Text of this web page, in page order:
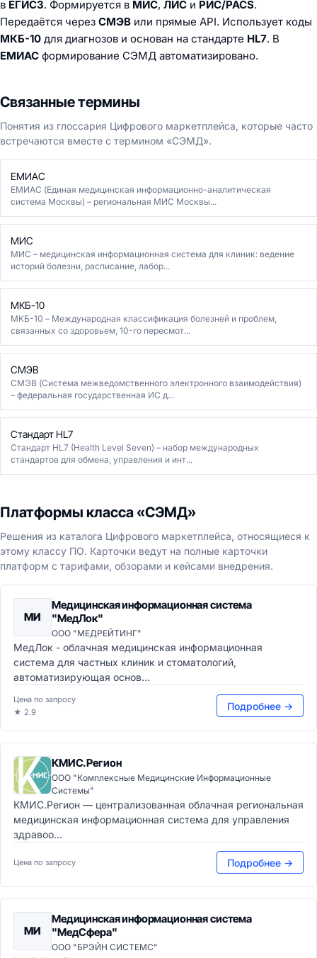
в ЕГИСЗ. Формируется в МИС, ЛИС и РИС/PACS.
Передаётся через СМЭВ или прямые API. Использует коды
МКБ-10 для диагнозов и основан на стандарте HL7. В
ЕМИАС формирование СЭМД автоматизировано.
Связанные термины
Понятия из глоссария Цифрового маркетплейса, которые часто
встречаются вместе с термином «СЭМД».
ЕМИАС
ЕМИАС (Единая медицинская информационно-аналитическая
система Москвы) – региональная МИС Москвы...
МИС
МИС – медицинская информационная система для клиник: ведение
историй болезни, расписание, лабор...
МКБ-10
МКБ-10 – Международная классификация болезней и проблем,
связанных со здоровьем, 10-го пересмот...
СМЭВ
СМЭВ (Система межведомственного электронного взаимодействия)
– федеральная государственная ИС д...
Стандарт HL7
Стандарт HL7 (Health Level Seven) – набор международных
стандартов для обмена, управления и инт...
Платформы класса «СЭМД»
Решения из каталога Цифрового маркетплейса, относящиеся к
этому классу ПО. Карточки ведут на полные карточки
платформ с тарифами, обзорами и кейсами внедрения.
МИ
Медицинская информационная система
"МедЛок"
ООО "МЕДРЕЙТИНГ"
МедЛок - облачная медицинская информационная
система для частных клиник и стоматологий,
автоматизирующая основ...
Цена по запросу
★ 2.9
Подробнее →
КМИС.Регион
ООО "Комплексные Медицинские Информационные
Системы"
КМИС.Регион — централизованная облачная региональная
медицинская информационная система для управления
здравоо...
Цена по запросу Подробнее →
МИ
Медицинская информационная система
"МедСфера"
ООО "БРЭЙН СИСТЕМС"